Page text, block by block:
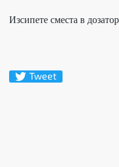
Изсипете сместа в
Tweet